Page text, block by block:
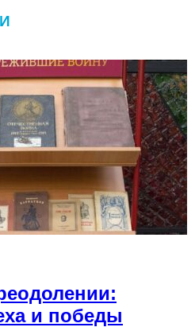
и победы